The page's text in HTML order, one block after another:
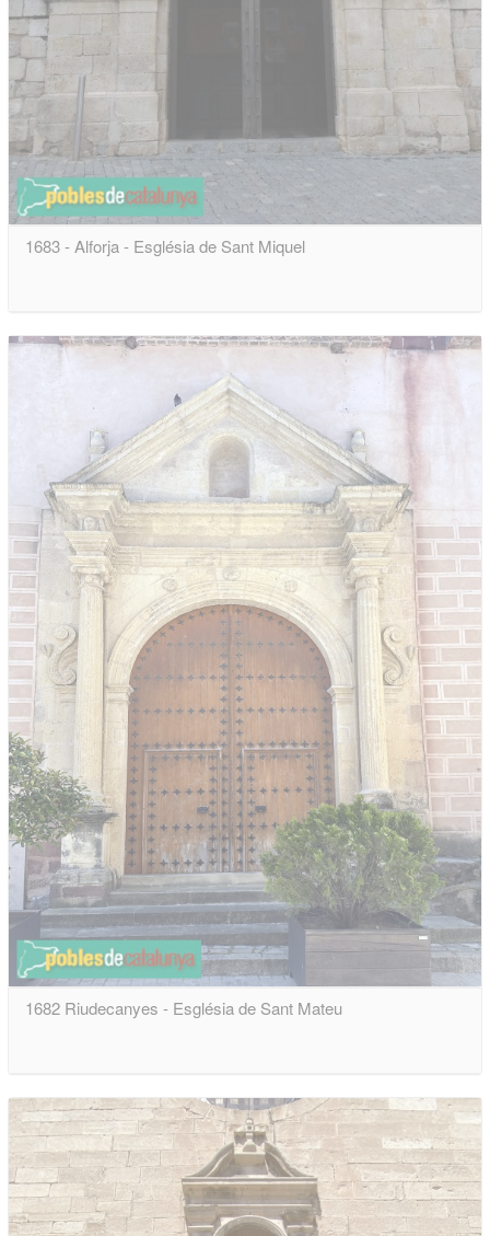
1683 - Alforja - Església de Sant Miquel
1682 Riudecanyes - Església de Sant Mateu